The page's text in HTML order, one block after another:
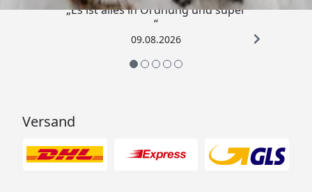
„Es ist alles in Ordnung und super
“
09.08.2026
Versand